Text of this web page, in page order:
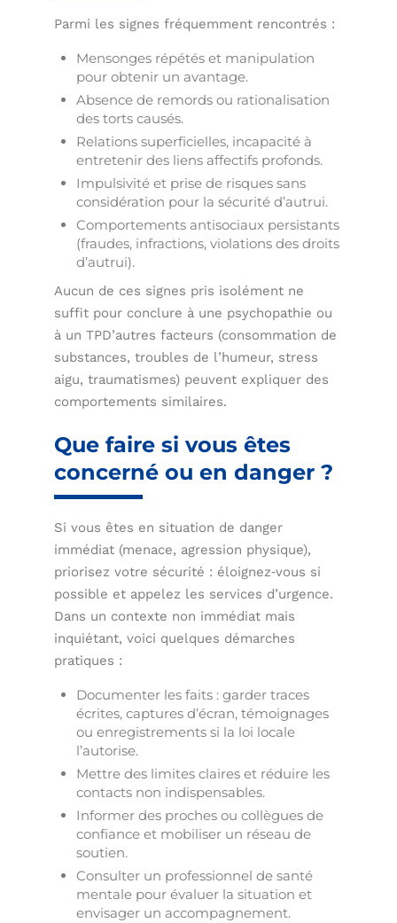
Parmi les signes fréquemment rencontrés :
Mensonges répétés et manipulation
pour obtenir un avantage.
Absence de remords ou rationalisation
des torts causés.
Relations superficielles, incapacité à
entretenir des liens affectifs profonds.
Impulsivité et prise de risques sans
considération pour la sécurité d’autrui.
Comportements antisociaux persistants
(fraudes, infractions, violations des droits
d’autrui).
Aucun de ces signes pris isolément ne
suffit pour conclure à une psychopathie ou
à un TPD’autres facteurs (consommation de
substances, troubles de l’humeur, stress
aigu, traumatismes) peuvent expliquer des
comportements similaires.
Que faire si vous êtes
concerné ou en danger ?
Si vous êtes en situation de danger
immédiat (menace, agression physique),
priorisez votre sécurité : éloignez‑vous si
possible et appelez les services d’urgence.
Dans un contexte non immédiat mais
inquiétant, voici quelques démarches
pratiques :
Documenter les faits : garder traces
écrites, captures d’écran, témoignages
ou enregistrements si la loi locale
l’autorise.
Mettre des limites claires et réduire les
contacts non indispensables.
Informer des proches ou collègues de
confiance et mobiliser un réseau de
soutien.
Consulter un professionnel de santé
mentale pour évaluer la situation et
envisager un accompagnement.